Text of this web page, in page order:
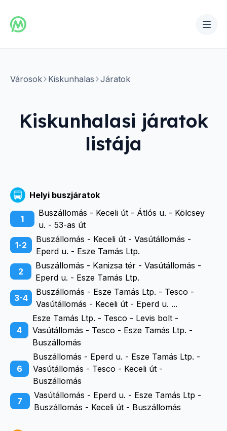
Városok Kiskunhalas Járatok
Kiskunhalasi járatok
listája
Helyi buszjáratok
1
Buszállomás - Keceli út - Átlós u. - Kölcsey
u. - 53-as út
1-2
Buszállomás - Keceli út - Vasútállomás -
Eperd u. - Esze Tamás Ltp.
2
Buszállomás - Kanizsa tér - Vasútállomás -
Eperd u. - Esze Tamás Ltp.
3-4
Buszállomás - Esze Tamás Ltp. - Tesco -
Vasútállomás - Keceli út - Eperd u. ...
4
Esze Tamás Ltp. - Tesco - Levis bolt -
Vasútállomás - Tesco - Esze Tamás Ltp. -
Buszállomás
6
Buszállomás - Eperd u. - Esze Tamás Ltp. -
Vasútállomás - Tesco - Keceli út -
Buszállomás
7
Vasútállomás - Eperd u. - Esze Tamás Ltp -
Buszállomás - Keceli út - Buszállomás